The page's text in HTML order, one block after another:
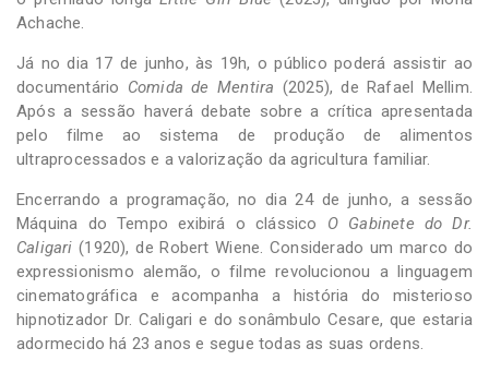
Achache.
Já no dia 17 de junho, às 19h, o público poderá assistir ao
documentário Comida de Mentira (2025), de Rafael Mellim.
Após a sessão haverá debate sobre a crítica apresentada
pelo filme ao sistema de produção de alimentos
ultraprocessados e a valorização da agricultura familiar.
Encerrando a programação, no dia 24 de junho, a sessão
Máquina do Tempo exibirá o clássico O Gabinete do Dr.
Caligari (1920), de Robert Wiene. Considerado um marco do
expressionismo alemão, o filme revolucionou a linguagem
cinematográfica e acompanha a história do misterioso
hipnotizador Dr. Caligari e do sonâmbulo Cesare, que estaria
adormecido há 23 anos e segue todas as suas ordens.